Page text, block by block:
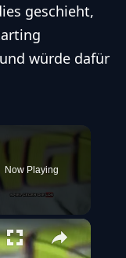
geschieht,
würde dafür
Now Playing